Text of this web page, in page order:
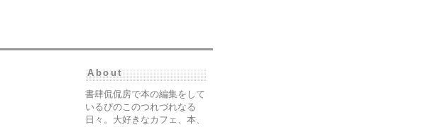
About
書肆侃侃房で本の編集をして
いるぴのこのつれづれなる
日々。大好きなカフェ、本、